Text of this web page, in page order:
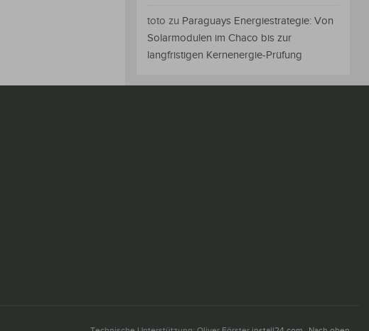
toto zu Paraguays Energiestrategie: Von
Solarmodulen im Chaco bis zur
langfristigen Kernenergie-Prüfung